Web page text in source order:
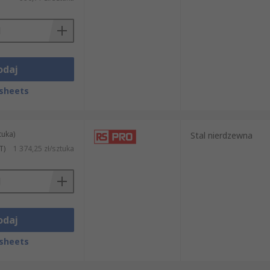
1 374,25 zł/sztuka
Stal nierdzewna